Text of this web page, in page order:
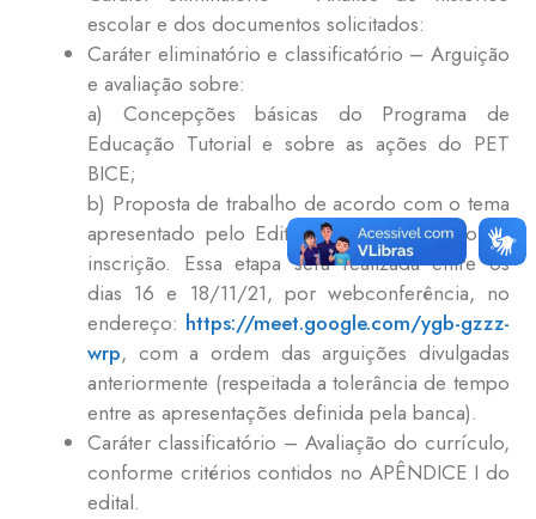
escolar e dos documentos solicitados:
Caráter eliminatório e classificatório – Arguição
e avaliação sobre:
a) Concepções básicas do Programa de
Educação Tutorial e sobre as ações do PET
BICE;
b) Proposta de trabalho de acordo com o tema
apresentado pelo Edital e entregue no ato da
inscrição. Essa etapa será realizada entre os
dias 16 e 18/11/21, por webconferência, no
endereço: https://meet.google.com/ygb-gzzz-
wrp, com a ordem das arguições divulgadas
anteriormente (respeitada a tolerância de tempo
entre as apresentações definida pela banca).
Caráter classificatório – Avaliação do currículo,
conforme critérios contidos no APÊNDICE I do
edital.